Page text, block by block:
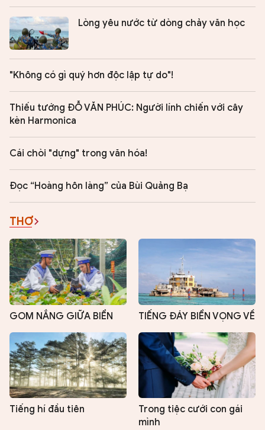
Lòng yêu nước từ dòng chảy văn học
"Không có gì quý hơn độc lập tự do"!
Thiếu tướng ĐỖ VĂN PHÚC: Người lính chiến với cây
kèn Harmonica
Cái chòi "dựng" trong văn hóa!
Đọc “Hoàng hôn làng” của Bùi Quảng Bạ
THƠ
GOM NẮNG GIỮA BIỂN TIẾNG ĐÁY BIỂN VỌNG VỀ
Tiếng hí đầu tiên
Trong tiệc cưới con gái
mình